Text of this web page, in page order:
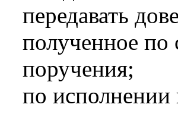
передавать
полученное по
поручения;
по